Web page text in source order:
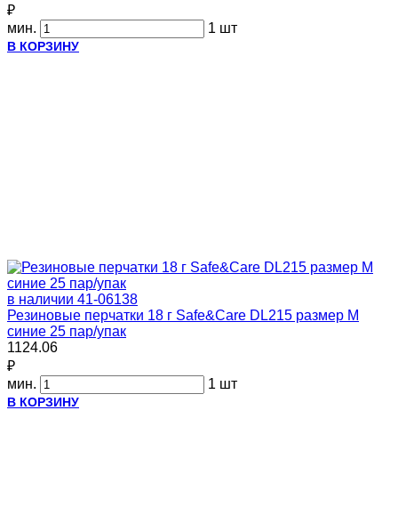
₽
мин.
1 шт
В КОРЗИНУ
в наличии 41-06138
Резиновые перчатки 18 г Safe&Care DL215 размер М
синие 25 пар/упак
1124.06
₽
мин.
1 шт
В КОРЗИНУ